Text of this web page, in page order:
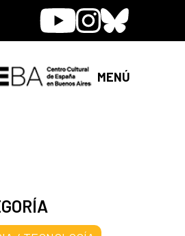
YoutubeInstagram
Bluesky
MENÚ